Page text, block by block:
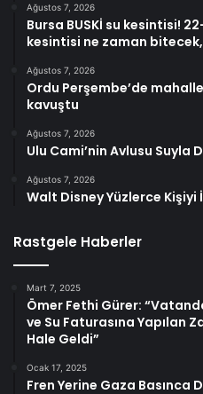
Ağustos 7, 2026
Bursa BUSKİ su kesintisi!
kesintisi ne zaman
Ağustos 7, 2026
Ordu Perşembe’de
kavuştu
Ağustos 7, 2026
Ulu Cami’nin Avlusu Suyla
Ağustos 7, 2026
Walt Disney Yüzlerce Kişiyi
Rastgele Haberler
Mart 7, 2025
Ömer Fethi Gürer:
ve Su Faturasına Yapılan
Hale Geldi”
Ocak 17, 2025
Fren Yerine Gaza Basınca